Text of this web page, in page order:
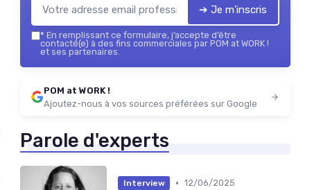
➔ Je m'inscris
* En remplissant ce formulaire, j’accepte d’être
contacté(e) à des fins commerciales par POM at WORK !
et ses partenaires.
POM at WORK !
Ajoutez-nous à vos sources préférées sur Google
Parole d'experts
Interview • 12/06/2025